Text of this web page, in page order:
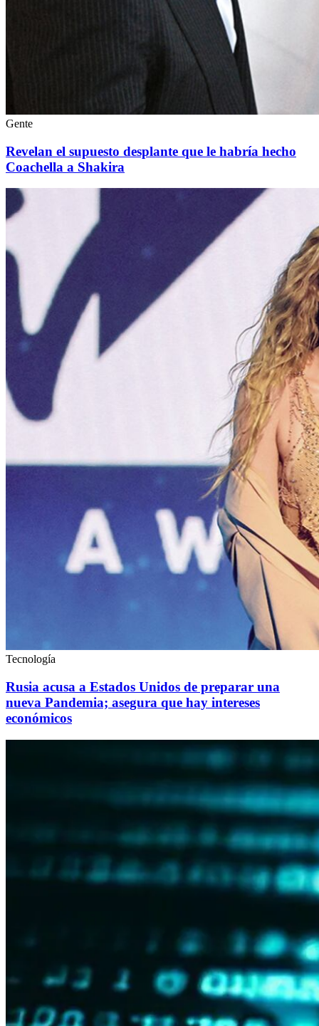
Gente
Revelan el supuesto desplante que le habría hecho
Coachella a Shakira
Tecnología
Rusia acusa a Estados Unidos de preparar una
nueva Pandemia; asegura que hay intereses
económicos